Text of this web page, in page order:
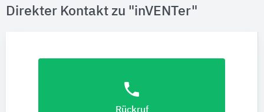
Direkter Kontakt zu "inVENTer"
phone